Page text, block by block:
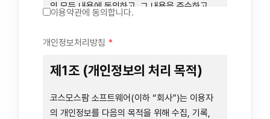
의 모든 내용에 동의하고, 그 내용을 준수하고,
귀하가 본 이용약관에 동의하지 않을 경우에는
련 장비 등을 이용하거나 이에 접근하는 행위를
즉시 중단하여야 합니다. 그러므로, 서비스 사용
전에 본 이용약관의 내용을 주의 깊게 읽으시기
바랍니다.
이용약관에 동의합니다.
개인정보처리방침 *
제1조 (개인정보의 처리 목적)
코스모스팜 소프트웨어(이하 “회사”)는 이용자
의 개인정보를 다음의 목적을 위해 수집, 기록,